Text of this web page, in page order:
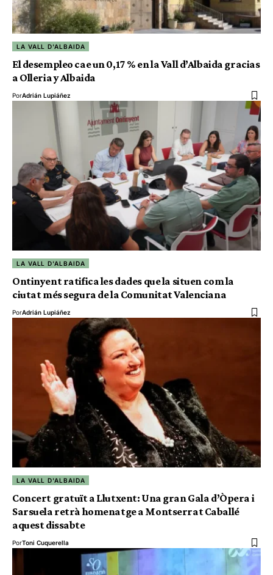
LA VALL D'ALBAIDA
El desempleo cae un 0,17 % en la Vall d’Albaida gracias
a Olleria y Albaida
PorAdrián Lupiáñez
LA VALL D'ALBAIDA
Ontinyent ratifica les dades que la situen com la
ciutat més segura de la Comunitat Valenciana
PorAdrián Lupiáñez
LA VALL D'ALBAIDA
Concert gratuït a Llutxent: Una gran Gala d’Òpera i
Sarsuela retrà homenatge a Montserrat Caballé
aquest dissabte
PorToni Cuquerella